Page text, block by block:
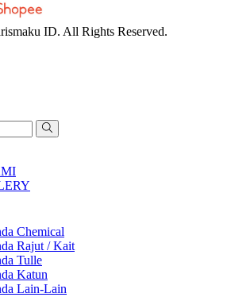
ID. All Rights Reserved.
Chemical
Rajut / Kait
Tulle
Katun
Lain-Lain